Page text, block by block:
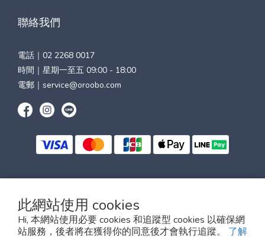
此網站使用 cookies
Hi, 本網站使用必要 cookies 和追蹤型 cookies 以確保網
站服務，後者將在獲得你的同意後才會執行追蹤。 了解
聯絡我們
電話｜ 02 2268 0017
時間｜星期一至五 09:00 - 18:00
電郵｜ service@oroobo.com